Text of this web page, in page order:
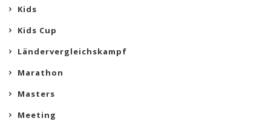
Kids
Kids Cup
Ländervergleichskampf
Marathon
Masters
Meeting